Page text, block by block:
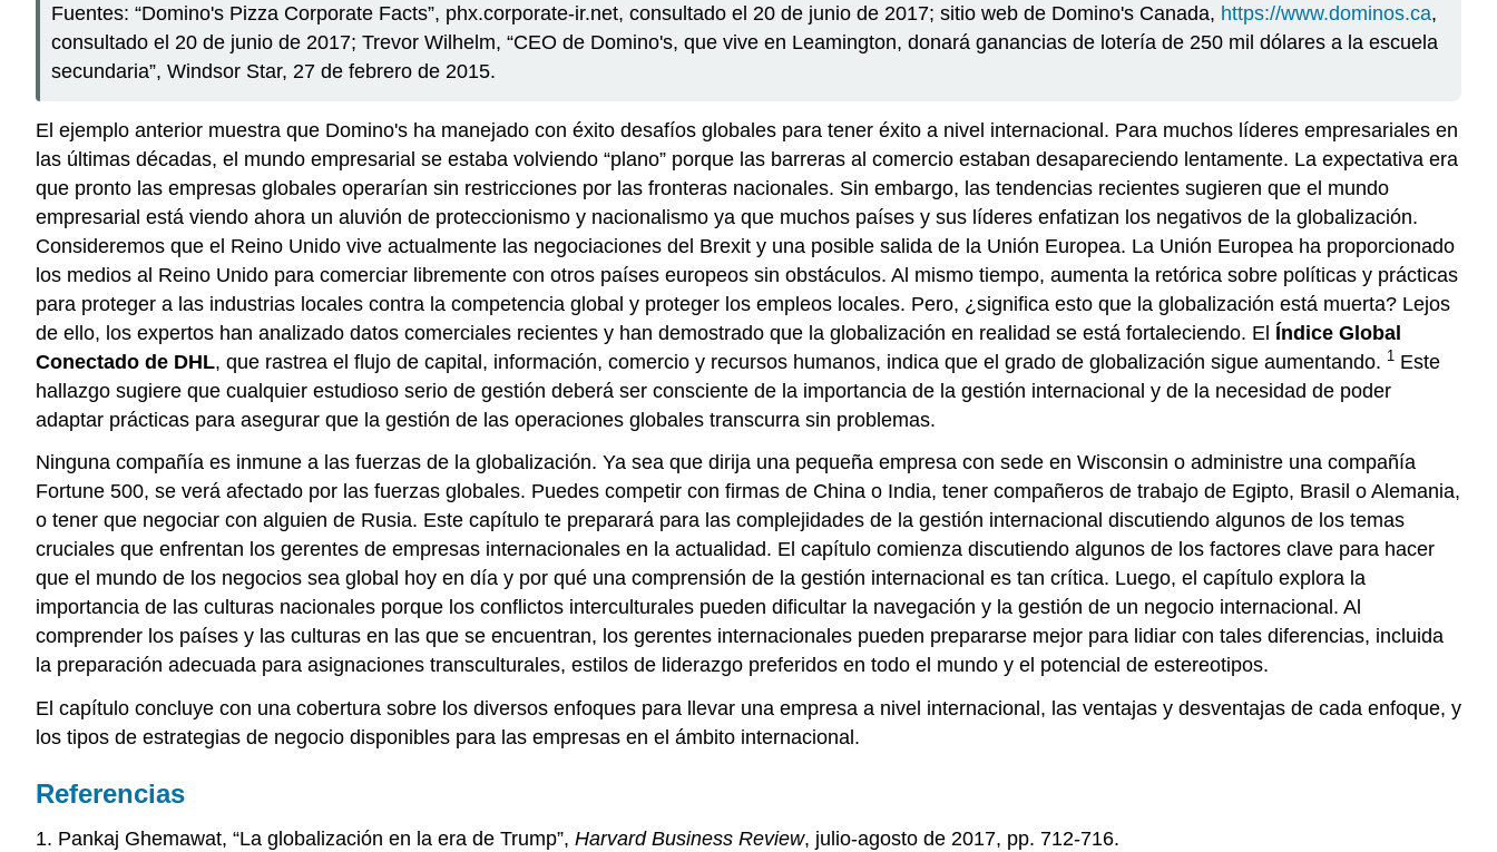
Fuentes: “Domino's Pizza Corporate Facts”, phx.corporate-ir.net, consultado el 20 de junio de 2017; sitio web de Domino's Canada, https://www.dominos.ca,
consultado el 20 de junio de 2017; Trevor Wilhelm, “CEO de Domino's, que vive en Leamington, donará ganancias de lotería de 250 mil dólares a la escuela
secundaria”, Windsor Star, 27 de febrero de 2015.
El ejemplo anterior muestra que Domino's ha manejado con éxito desafíos globales para tener éxito a nivel internacional. Para muchos líderes empresariales en
las últimas décadas, el mundo empresarial se estaba volviendo “plano” porque las barreras al comercio estaban desapareciendo lentamente. La expectativa era
que pronto las empresas globales operarían sin restricciones por las fronteras nacionales. Sin embargo, las tendencias recientes sugieren que el mundo
empresarial está viendo ahora un aluvión de proteccionismo y nacionalismo ya que muchos países y sus líderes enfatizan los negativos de la globalización.
Consideremos que el Reino Unido vive actualmente las negociaciones del Brexit y una posible salida de la Unión Europea. La Unión Europea ha proporcionado
los medios al Reino Unido para comerciar libremente con otros países europeos sin obstáculos. Al mismo tiempo, aumenta la retórica sobre políticas y prácticas
para proteger a las industrias locales contra la competencia global y proteger los empleos locales. Pero, ¿significa esto que la globalización está muerta? Lejos
de ello, los expertos han analizado datos comerciales recientes y han demostrado que la globalización en realidad se está fortaleciendo. El Índice Global
Conectado de DHL, que rastrea el flujo de capital, información, comercio y recursos humanos, indica que el grado de globalización sigue aumentando. 1 Este
hallazgo sugiere que cualquier estudioso serio de gestión deberá ser consciente de la importancia de la gestión internacional y de la necesidad de poder
adaptar prácticas para asegurar que la gestión de las operaciones globales transcurra sin problemas.
Ninguna compañía es inmune a las fuerzas de la globalización. Ya sea que dirija una pequeña empresa con sede en Wisconsin o administre una compañía
Fortune 500, se verá afectado por las fuerzas globales. Puedes competir con firmas de China o India, tener compañeros de trabajo de Egipto, Brasil o Alemania,
o tener que negociar con alguien de Rusia. Este capítulo te preparará para las complejidades de la gestión internacional discutiendo algunos de los temas
cruciales que enfrentan los gerentes de empresas internacionales en la actualidad. El capítulo comienza discutiendo algunos de los factores clave para hacer
que el mundo de los negocios sea global hoy en día y por qué una comprensión de la gestión internacional es tan crítica. Luego, el capítulo explora la
importancia de las culturas nacionales porque los conflictos interculturales pueden dificultar la navegación y la gestión de un negocio internacional. Al
comprender los países y las culturas en las que se encuentran, los gerentes internacionales pueden prepararse mejor para lidiar con tales diferencias, incluida
la preparación adecuada para asignaciones transculturales, estilos de liderazgo preferidos en todo el mundo y el potencial de estereotipos.
El capítulo concluye con una cobertura sobre los diversos enfoques para llevar una empresa a nivel internacional, las ventajas y desventajas de cada enfoque, y
los tipos de estrategias de negocio disponibles para las empresas en el ámbito internacional.
Referencias
1. Pankaj Ghemawat, “La globalización en la era de Trump”, Harvard Business Review, julio-agosto de 2017, pp. 712-716.